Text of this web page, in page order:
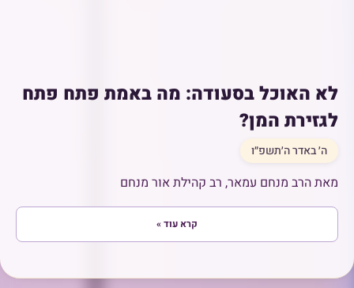
לא האוכל בסעודה: מה באמת פתח פתח
לגזירת המן?
ה׳ באדר ה׳תשפ״ו
מאת הרב מנחם עמאר, רב קהילת אור מנחם
קרא עוד »